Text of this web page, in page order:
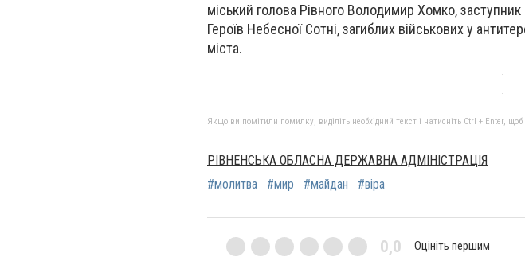
міський голова Рівного Володимир Хомко,
Героїв Небесної Сотні, загиблих військових у
міста.
Якщо ви помітили помилку, виділіть необхідний текст і натисніть Ctrl + Enter,
РІВНЕНСЬКА ОБЛАСНА ДЕРЖАВНА АДМІНІСТРАЦІЯ
#молитва
#мир #майдан #віра
0,0 Оцініть першим